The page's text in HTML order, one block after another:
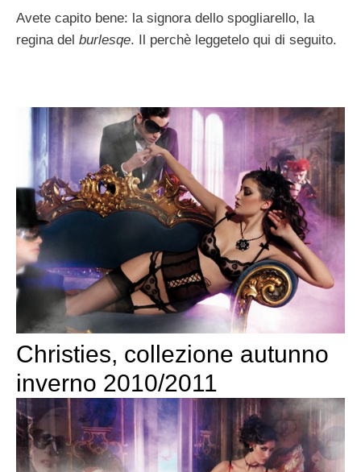
Avete capito bene: la signora dello spogliarello, la
regina del burlesqe. Il perchè leggetelo qui di seguito.
Christies, collezione autunno
inverno 2010/2011